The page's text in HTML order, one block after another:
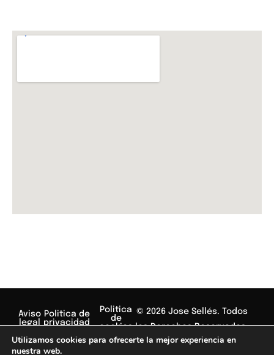
© 2026 Jose Sellés. Todos
los Derechos Reservados.
Aviso
legal
Politica de
privacidad
Politica
de
cookies
Utilizamos cookies para ofrecerte la mejor experiencia en
nuestra web.